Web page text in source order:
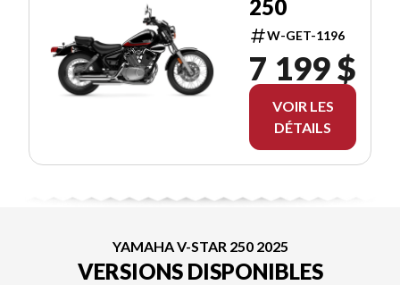
250
W-GET-1196
7 199 $
VOIR LES
DÉTAILS
YAMAHA V-STAR 250 2025
VERSIONS DISPONIBLES